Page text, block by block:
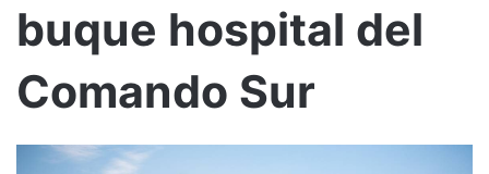
buque hospital del
Comando Sur